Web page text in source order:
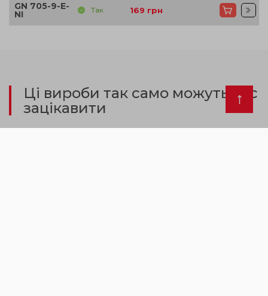
GN 705-9-E-
NI Так 169 грн
Ці вироби так само можуть вас
зацікавити